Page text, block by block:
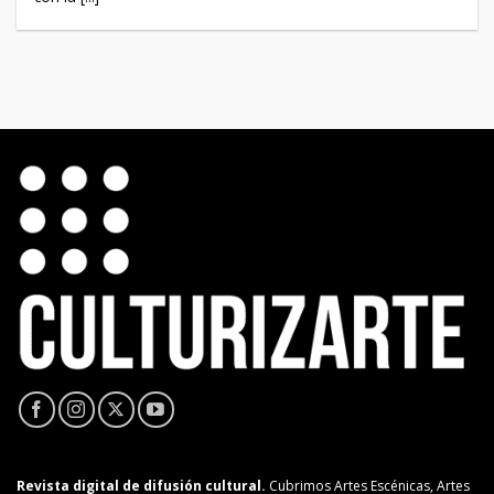
Revista digital de difusión cultural. Cubrimos Artes Escénicas, Artes